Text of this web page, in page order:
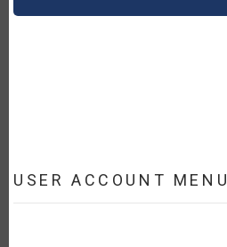
USER ACCOUNT MENU